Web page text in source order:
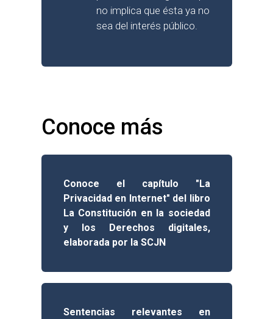
no implica que ésta ya no
sea del interés público.
Conoce más
Conoce el capítulo "La
Privacidad en Internet" del libro
La Constitución en la sociedad
y los Derechos digitales,
elaborada por la SCJN
Sentencias relevantes en